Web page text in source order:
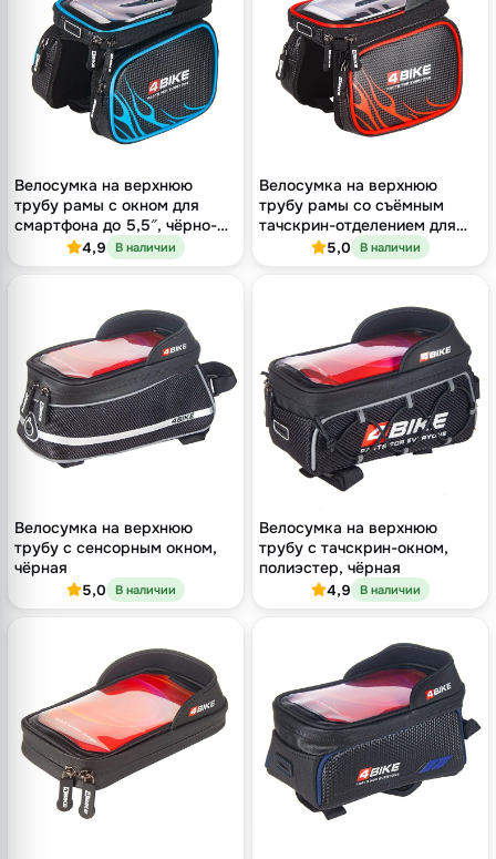
Велосумка на верхнюю
трубу рамы с окном для
смартфона до 5,5″, чёрно-
синяя, 19×15×12,5 см
4,9 В наличии
Велосумка на верхнюю
трубу рамы со съёмным
тачскрин-отделением для
смартфона до 5,5″, чёрно-
5,0 В наличии
Велосумка на верхнюю
трубу с сенсорным окном,
чёрная
5,0 В наличии
Велосумка на верхнюю
трубу с тачскрин-окном,
полиэстер, чёрная
4,9 В наличии